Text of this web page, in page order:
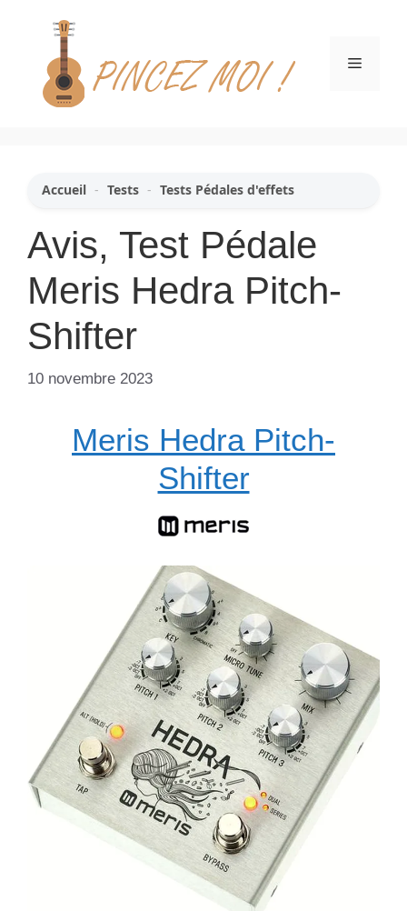
contenu
Menu
Accueil - Tests - Tests Pédales d'effets
Avis, Test Pédale
Meris Hedra Pitch-
Shifter
10 novembre 2023
Meris Hedra Pitch-
Shifter